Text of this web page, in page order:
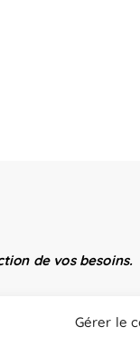
Gérer le
de vos besoins.